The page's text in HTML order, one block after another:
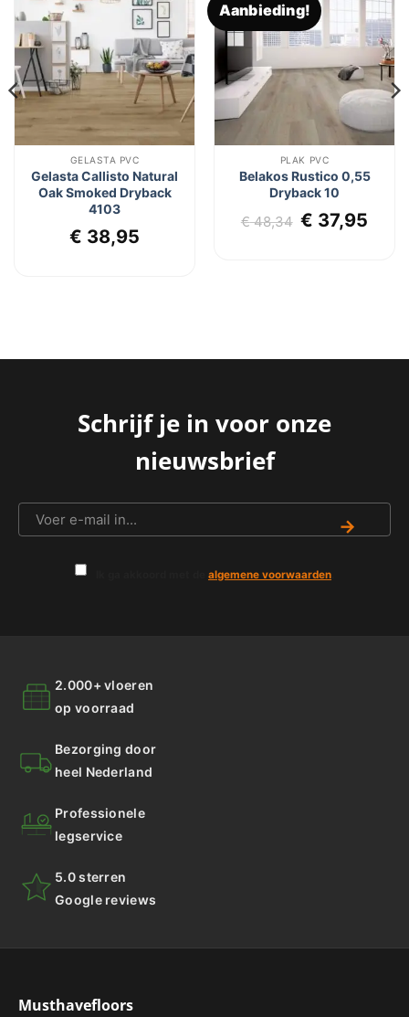
Toevoegen
aan
verlanglijst
GELASTA PVC
Gelasta Callisto Natural
Oak Smoked Dryback
4103
€ 38,95
Aanbieding!
Toevoegen
aan
verlanglijst
PLAK PVC
Belakos Rustico 0,55
Dryback 10
€48,34
prijs
€ 37,95
Schrijf je in voor onze
nieuwsbrief
→
algemene voorwaarden
2.000+ vloeren
op voorraad
Bezorging door
heel Nederland
Professionele
legservice
5.0 sterren
Google reviews
Musthavefloors